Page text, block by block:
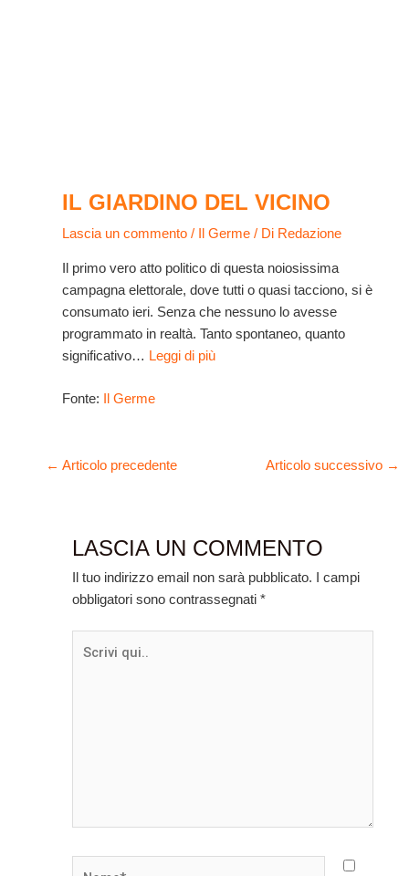
IL GIARDINO DEL VICINO
Lascia un commento / Il Germe/ Di Redazione
Il primo vero atto politico di questa noiosissima
campagna elettorale, dove tutti o quasi tacciono, si è
consumato ieri. Senza che nessuno lo avesse
programmato in realtà. Tanto spontaneo, quanto
significativo… Leggi di più
Fonte: Il Germe
← Articolo precedente Articolo successivo →
LASCIA UN COMMENTO
Il tuo indirizzo email non sarà pubblicato.
I campi
obbligatori sono contrassegnati*